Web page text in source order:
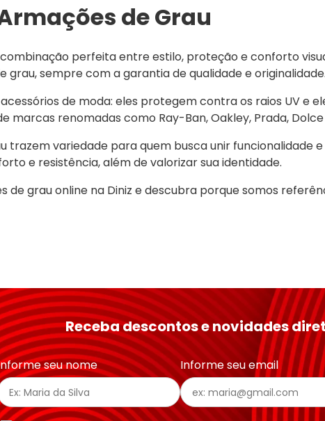
de Grau
perfeita entre estilo, proteção e conforto
grau, sempre com a garantia de qualidade e originalidade.
de moda: eles protegem contra os raios UV e
marcas renomadas como Ray-Ban, Oakley, Prada,
trazem variedade para quem busca unir funcionalidade
e resistência, além de valorizar sua identidade.
de grau online na Diniz e descubra porque somos
Receba descontos e novidades
seu nome
Informe seu email